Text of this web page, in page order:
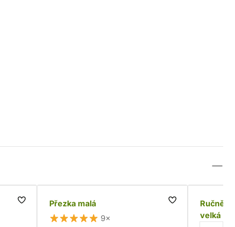
Přezka malá
9×
Ručně
velká